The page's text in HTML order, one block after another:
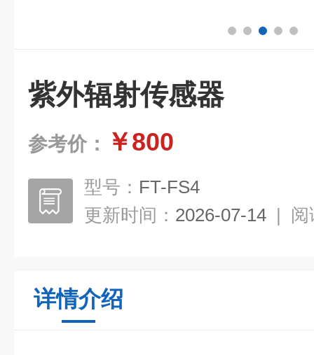
紫外辐射传感器
参考价： ￥800
型号： FT-FS4
更新时间： 2026-07-14 | 阅
详情介绍